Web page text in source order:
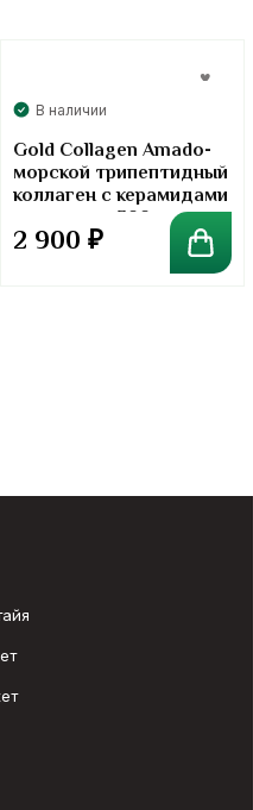
В наличии
Gold Collagen Amado-
морской трипептидный
коллаген с керамидами
в порошке. 300 грамм
2 900 ₽